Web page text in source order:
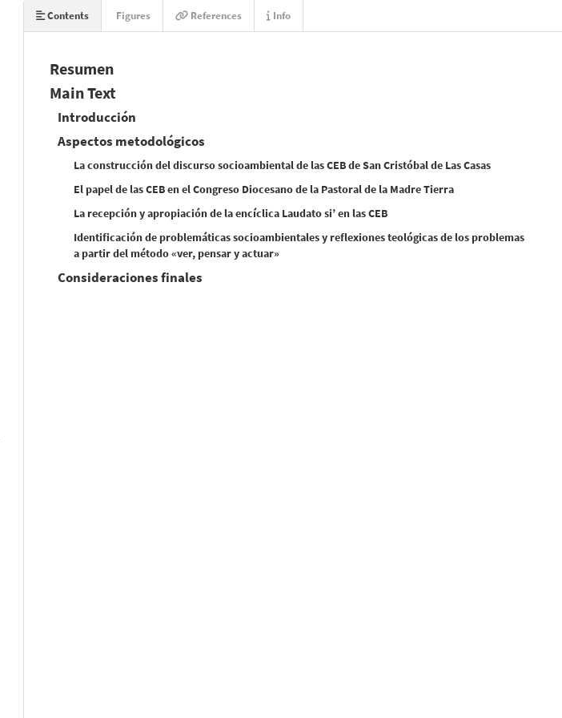
Resumen
Main Text
Introducción
Aspectos metodológicos
La construcción del discurso socioambiental de las CEB de San Cristóbal de Las Casas
El papel de las CEB en el Congreso Diocesano de la Pastoral de la Madre Tierra
La recepción y apropiación de la encíclica Laudato si’ en las CEB
Identificación de problemáticas socioambientales y reflexiones teológicas de los problemas
a partir del método «ver, pensar y actuar»
Consideraciones finales
Contents Figures References Info